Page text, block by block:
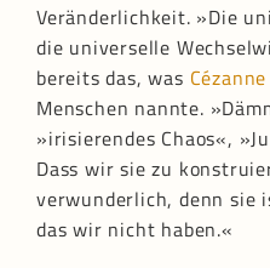
Veränderlichkeit. »Die
die universelle
bereits das, was Cézanne
Menschen nannte.
»irisierendes Chaos«,
Dass wir sie zu
verwunderlich, denn sie
das wir nicht haben.«